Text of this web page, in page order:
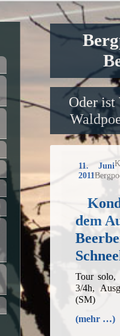
Oder ist
11. Juni
2011
dem
Tour
3/4h,
(SM)
(mehr …)